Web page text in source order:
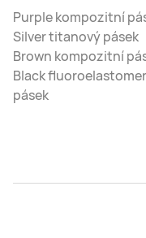
Purple kompozitní
Silver titanový pásek
Brown kompozitní
Black
pásek